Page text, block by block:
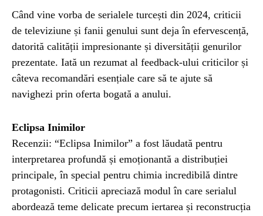
Când vine vorba de serialele turcești din 2024, criticii
de televiziune și fanii genului sunt deja în efervescență,
datorită calității impresionante și diversității genurilor
prezentate. Iată un rezumat al feedback-ului criticilor și
câteva recomandări esențiale care să te ajute să
navighezi prin oferta bogată a anului.
Eclipsa Inimilor
Recenzii: “Eclipsa Inimilor” a fost lăudată pentru
interpretarea profundă și emoționantă a distribuției
principale, în special pentru chimia incredibilă dintre
protagonisti. Criticii apreciază modul în care serialul
abordează teme delicate precum iertarea și reconstrucția